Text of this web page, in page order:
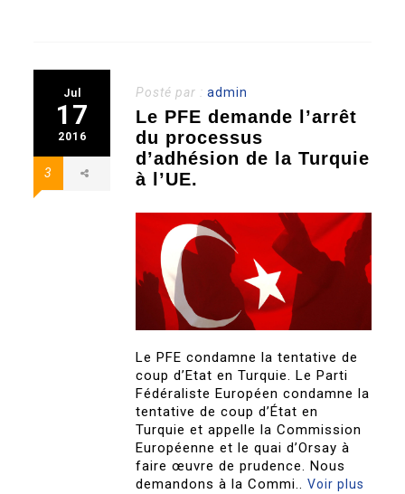
Jul
17
2016
3
Posté par :admin
Le PFE demande l’arrêt
du processus
d’adhésion de la Turquie
à l’UE.
Le PFE condamne la tentative de
coup d’Etat en Turquie. Le Parti
Fédéraliste Européen condamne la
tentative de coup d’État en
Turquie et appelle la Commission
Européenne et le quai d’Orsay à
faire œuvre de prudence. Nous
demandons à la Commi..Voir plus